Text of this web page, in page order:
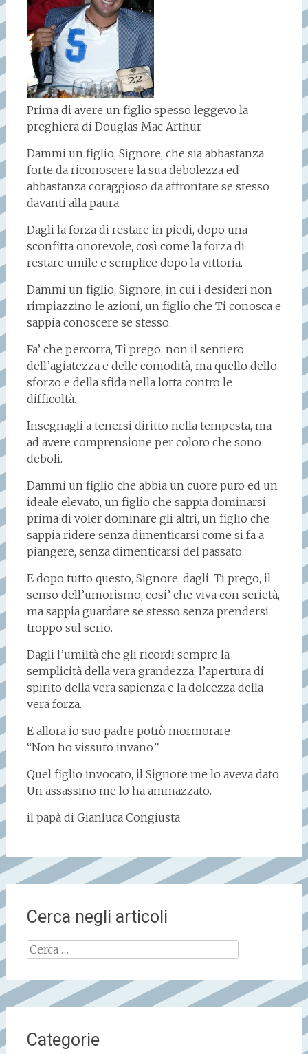
Prima di avere un figlio spesso leggevo la
preghiera di Douglas Mac Arthur
Dammi un figlio, Signore, che sia abbastanza
forte da riconoscere la sua debolezza ed
abbastanza coraggioso da affrontare se stesso
davanti alla paura.
Dagli la forza di restare in piedi, dopo una
sconfitta onorevole, così come la forza di
restare umile e semplice dopo la vittoria.
Dammi un figlio, Signore, in cui i desideri non
rimpiazzino le azioni, un figlio che Ti conosca e
sappia conoscere se stesso.
Fa’ che percorra, Ti prego, non il sentiero
dell’agiatezza e delle comodità, ma quello dello
sforzo e della sfida nella lotta contro le
difficoltà.
Insegnagli a tenersi diritto nella tempesta, ma
ad avere comprensione per coloro che sono
deboli.
Dammi un figlio che abbia un cuore puro ed un
ideale elevato, un figlio che sappia dominarsi
prima di voler dominare gli altri, un figlio che
sappia ridere senza dimenticarsi come si fa a
piangere, senza dimenticarsi del passato.
E dopo tutto questo, Signore, dagli, Ti prego, il
senso dell’umorismo, cosi’ che viva con serietà,
ma sappia guardare se stesso senza prendersi
troppo sul serio.
Dagli l’umiltà che gli ricordi sempre la
semplicità della vera grandezza; l’apertura di
spirito della vera sapienza e la dolcezza della
vera forza.
E allora io suo padre potrò mormorare
“Non ho vissuto invano”
Quel figlio invocato, il Signore me lo aveva dato.
Un assassino me lo ha ammazzato.
il papà di Gianluca Congiusta
Cerca negli articoli
Ricerca
Categorie